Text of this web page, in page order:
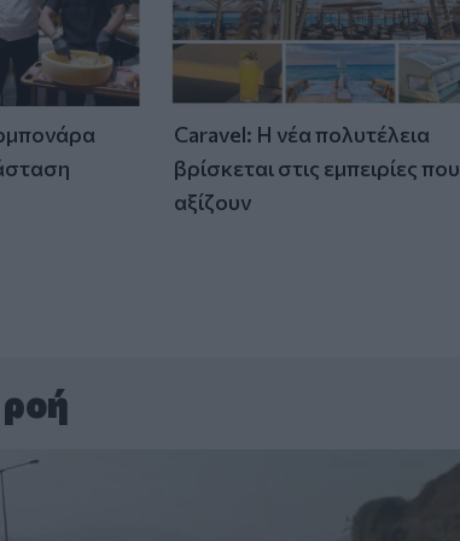
Caravel: Η νέα πολυτέλεια
βρίσκεται στις εμπειρίες που
αξίζουν